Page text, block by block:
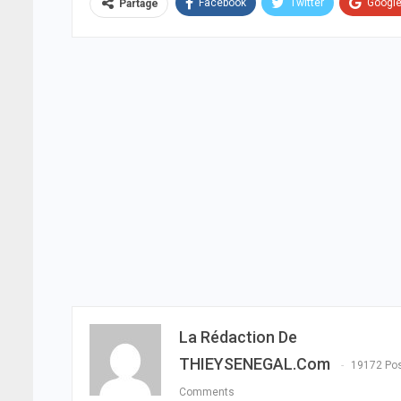
Partage Facebook Twitter
La Rédaction De
THIEYSENEGAL.com
19172
Comments